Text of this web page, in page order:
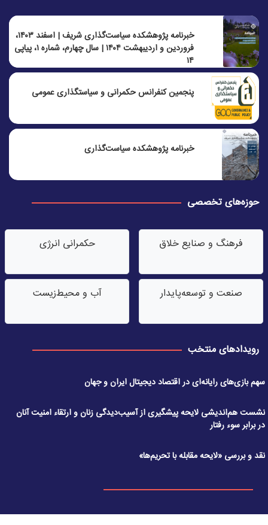
خبرنامه پژوهشکده سیاست‌گذاری شریف | اسفند ۱۴۰۳،
فروردین و اردیبهشت ۱۴۰۴ | سال چهارم، شماره ۱، پیاپی
۱۴
پنجمين كنفرانس حكمرانی و سياستگذاری عمومی
خبرنامه پژوهشکده سیاست‌گذاری
حوزه‌های تخصصی
فرهنگ و صنایع خلاق حکمرانی انرژی
صنعت‌ و توسعه‌پایدار آب‌ و محیط‌زیست
رویدادهای منتخب
سهم بازی‌های رایانه‌ای در اقتصاد دیجیتال ایران و جهان
نشست هم‌اندیشی لایحه پیشگیری از آسیب‌دیدگی زنان و ارتقاء امنیت آنان
در برابر سوء رفتار
نقد و بررسی «لایحه مقابله با تحریم‌ها»